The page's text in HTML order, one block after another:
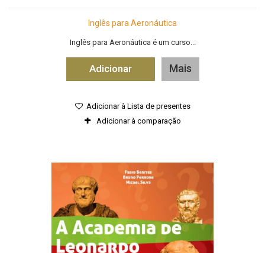
Inglês para Aeronáutica
Inglês para Aeronáutica é um curso...
Adicionar Mais
Adicionar à Lista de presentes
Adicionar à comparação